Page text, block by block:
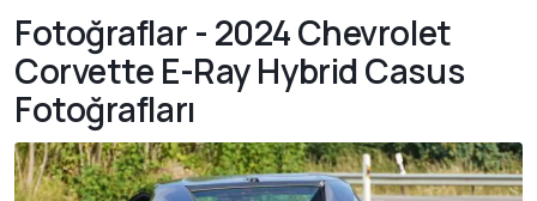
Fotoğraflar - 2024 Chevrolet
Corvette E-Ray Hybrid Casus
Fotoğrafları